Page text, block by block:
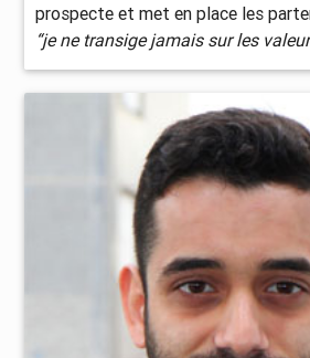
prospecte et met en place les
“je ne transige jamais sur les